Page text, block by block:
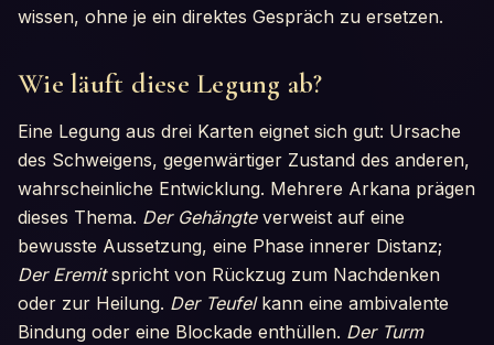
wissen, ohne je ein direktes Gespräch zu ersetzen.
Wie läuft diese Legung ab?
Eine Legung aus drei Karten eignet sich gut: Ursache
des Schweigens, gegenwärtiger Zustand des anderen,
wahrscheinliche Entwicklung. Mehrere Arkana prägen
dieses Thema. Der Gehängteverweist auf eine
bewusste Aussetzung, eine Phase innerer Distanz;
Der Eremitspricht von Rückzug zum Nachdenken
oder zur Heilung. Der Teufelkann eine ambivalente
Bindung oder eine Blockade enthüllen. Der Turm